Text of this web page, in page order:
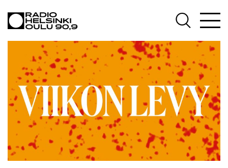
AJANKOHTAISTA
OHJELMAT
TEKIJÄT
ON-DEMAND
PODCAST
MAINOSTA
YHTEYSTIEDOT